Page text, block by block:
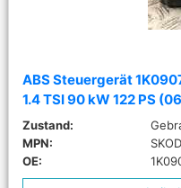
ABS Steuergerät
1.4 TSI 90 kW 122 PS
Zustand:
MPN:
OE: